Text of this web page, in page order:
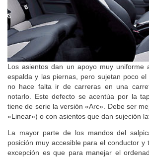
Los asientos dan un apoyo muy uniforme
espalda y las piernas, pero sujetan poco el
no hace falta ir de carreras en una
notarlo. Este defecto se acentúa por la
tiene de serie la versión «Arc». Debe ser
«Linear») o con asientos que dan sujeción
La mayor parte de los mandos del
posición muy accesible para el conductor y
excepción es que para manejar el